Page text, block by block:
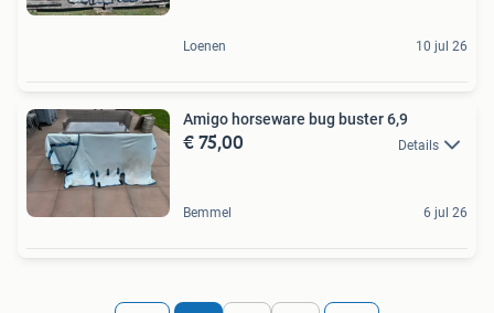
Loenen 10 jul 26
Amigo horseware bug buster 6,9
€ 75,00 Details
Bemmel 6 jul 26